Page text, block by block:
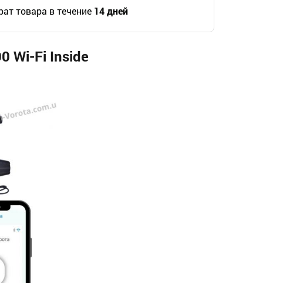
товара в течение 14 дней
Wi-Fi Inside